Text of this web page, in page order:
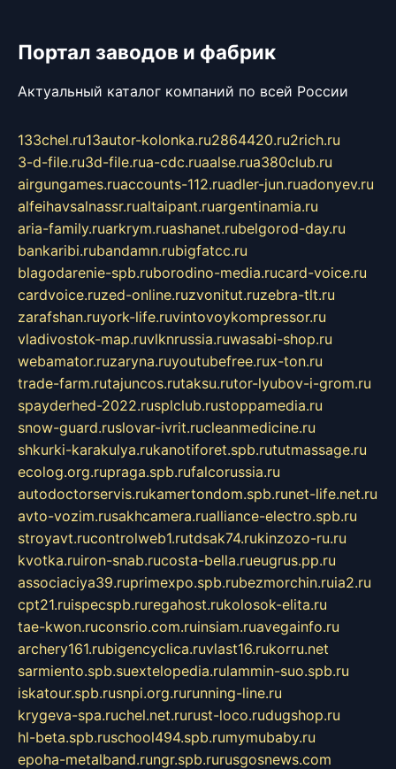
Портал заводов и фабрик
Актуальный каталог компаний по всей России
133chel.ru13autor-kolonka.ru2864420.ru2rich.ru
3-d-file.ru3d-file.rua-cdc.ruaalse.rua380club.ru
airgungames.ruaccounts-112.ruadler-jun.ruadonyev.ru
alfeihavsalnassr.rualtaipant.ruargentinamia.ru
aria-family.ruarkrym.ruashanet.rubelgorod-day.ru
bankaribi.rubandamn.rubigfatcc.ru
blagodarenie-spb.ruborodino-media.rucard-voice.ru
cardvoice.ruzed-online.ruzvonitut.ruzebra-tlt.ru
zarafshan.ruyork-life.ruvintovoykompressor.ru
vladivostok-map.ruvlknrussia.ruwasabi-shop.ru
webamator.ruzaryna.ruyoutubefree.rux-ton.ru
trade-farm.rutajuncos.rutaksu.rutor-lyubov-i-grom.ru
spayderhed-2022.rusplclub.rustoppamedia.ru
snow-guard.ruslovar-ivrit.rucleanmedicine.ru
shkurki-karakulya.rukanotiforet.spb.rututmassage.ru
ecolog.org.rupraga.spb.rufalcorussia.ru
autodoctorservis.rukamertondom.spb.runet-life.net.ru
avto-vozim.rusakhcamera.rualliance-electro.spb.ru
stroyavt.rucontrolweb1.rutdsak74.rukinzozo-ru.ru
kvotka.ruiron-snab.rucosta-bella.rueugrus.pp.ru
associaciya39.ruprimexpo.spb.rubezmorchin.ruia2.ru
cpt21.ruispecspb.ruregahost.rukolosok-elita.ru
tae-kwon.ruconsrio.com.ruinsiam.ruavegainfo.ru
archery161.rubigencyclica.ruvlast16.rukorru.net
sarmiento.spb.suextelopedia.rulammin-suo.spb.ru
iskatour.spb.rusnpi.org.rurunning-line.ru
krygeva-spa.ruchel.net.rurust-loco.rudugshop.ru
hl-beta.spb.ruschool494.spb.rumymubaby.ru
epoha-metalband.rungr.spb.rurusgosnews.com